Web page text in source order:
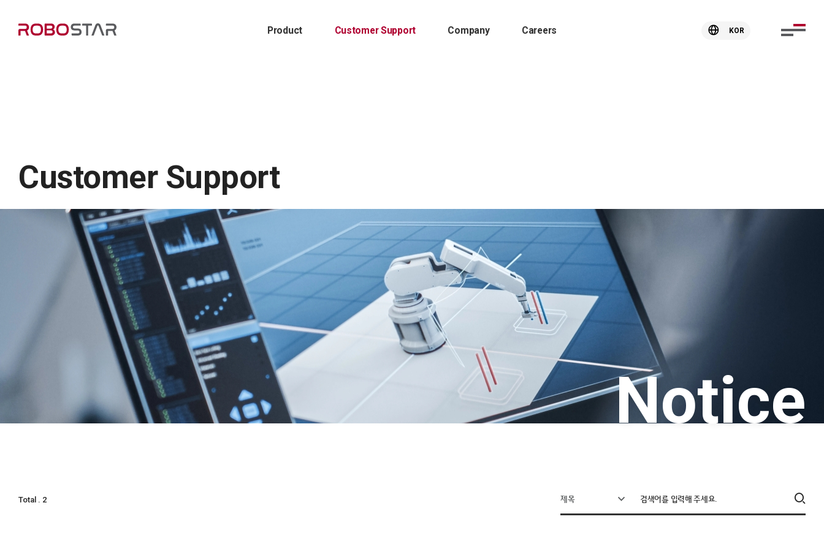
KOR
Product Customer Support Company Careers
Customer Support
Notice
Total . 2 제목